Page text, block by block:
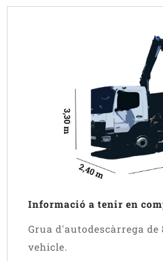
Informació a tenir en
Grua d'autodescàrrega de
vehicle.